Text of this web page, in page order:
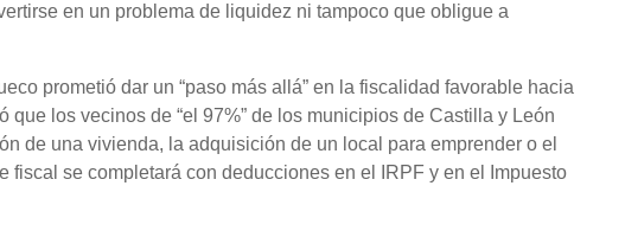
en un problema de liquidez ni tampoco que obligue a
prometió dar un “paso más allá” en la fiscalidad favorable hacia
que los vecinos de “el 97%” de los municipios de Castilla y León
de una vivienda, la adquisición de un local para emprender o el
fiscal se completará con deducciones en el IRPF y en el Impuesto